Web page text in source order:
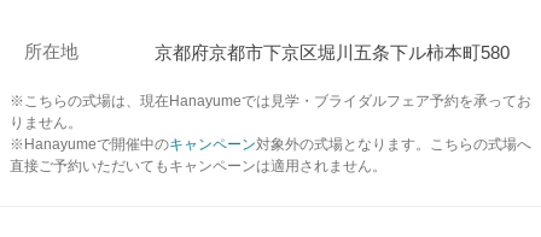
所在地 京都府京都市下京区堀川五条下ル柿本町580
※こちらの式場は、現在Hanayumeでは見学・ブライダルフェア予約を承ってお
りません。
※Hanayumeで開催中のキャンペーン対象外の式場となります。こちらの式場へ
直接ご予約いただいてもキャンペーンは適用されません。